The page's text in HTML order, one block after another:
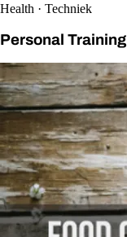
Health · Techniek
Personal Training